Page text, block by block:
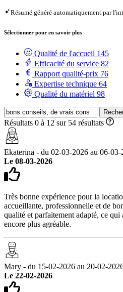
Résumé généré automatiquement par
Sélectionner pour en savoir plus
Qualité de l'accueil 145
Efficacité du service 82
Rapport qualité-prix 76
Expertise technique 64
Qualité du matériel 98
Résultats 0 à 12 sur 54 résultats
Ekaterina - du 02-03-2026 au 06-03-
Le 08-03-2026
Très bonne expérience pour la
accueillante, professionnelle et de
qualité et parfaitement adapté, ce
encore plus agréable.
Mary - du 15-02-2026 au 20-02-
Le 22-02-2026